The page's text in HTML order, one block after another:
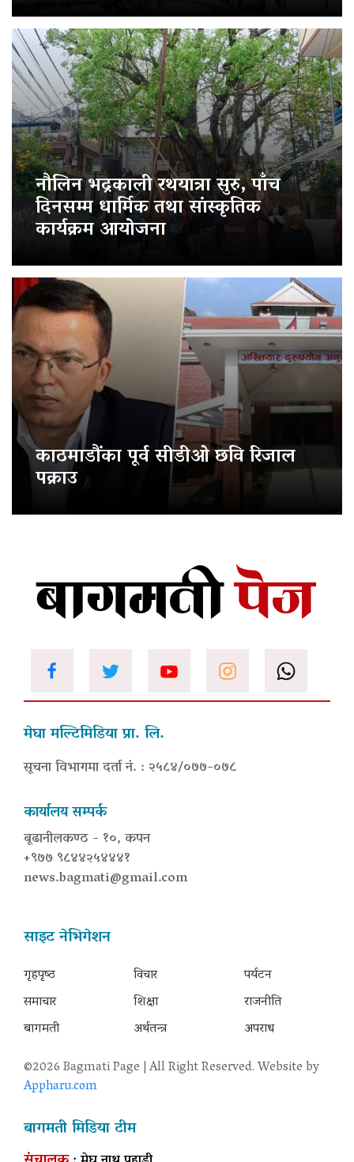
नौलिन भद्रकाली रथयात्रा सुरु, पाँच
दिनसम्म धार्मिक तथा सांस्कृतिक
कार्यक्रम आयोजना
काठमाडौंका पूर्व सीडीओ छवि रिजाल
पक्राउ
मेघा मल्टिमिडिया प्रा. लि.
सूचना विभागमा दर्ता नं. : २५८४/०७७-०७८
कार्यालय सम्पर्क
बूढानीलकण्ठ - १०, कपन
+९७७ ९८४४२५४४४१
news.bagmati@gmail.com
साइट नेभिगेशन
गृहपृष्‍ठ
समाचार
बागमती
विचार
शिक्षा
अर्थतन्त्र
पर्यटन
राजनीति
अपराध
©2026 Bagmati Page | All Right Reserved. Website by
Appharu.com
बागमती मिडिया टीम